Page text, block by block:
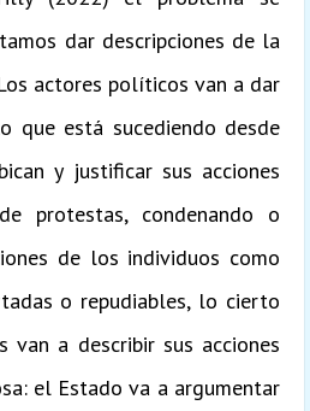
dar descripciones de la
actores políticos van a dar
que está sucediendo desde
y justificar sus acciones
protestas, condenando o
de los individuos como
o repudiables, lo cierto
van a describir sus acciones
el Estado va a argumentar